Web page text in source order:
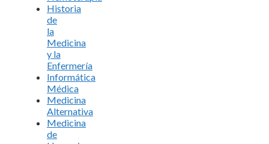
Historia
de
la
Medicina
y la
Enfermería
Informática
Médica
Medicina
Alternativa
Medicina
de